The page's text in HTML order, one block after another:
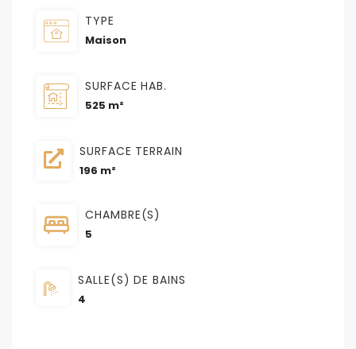
TYPE
Maison
SURFACE HAB.
525 m²
SURFACE TERRAIN
196 m²
CHAMBRE(S)
5
SALLE(S) DE BAINS
4